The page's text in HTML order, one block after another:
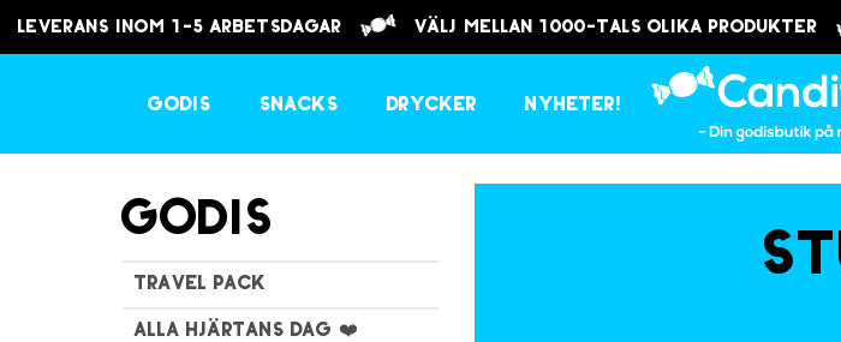
Leverans inom 1-5 arbetsdagar välj mellan 1000-tals olika produkter
Godis Snacks Drycker Nyheter!
Godis
Travel Pack
Alla hjärtans dag ❤️